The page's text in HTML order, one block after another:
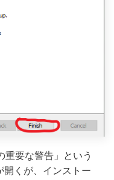
重要な警告」という
開くが、インストー